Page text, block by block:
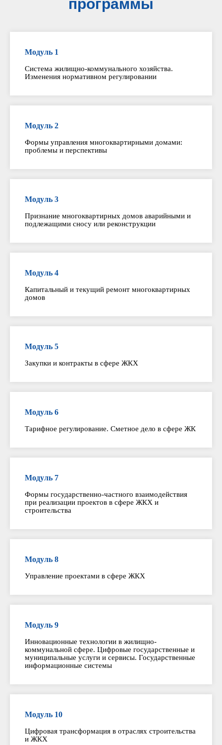
программы
Модуль 1
Система жилищно-коммунального хозяйства.
Изменения нормативном регулировании
Модуль 2
Формы управления многоквартирными домами:
проблемы и перспективы
Модуль 3
Признание многоквартирных домов аварийными и
подлежащими сносу или реконструкции
Модуль 4
Капитальный и текущий ремонт многоквартирных
домов
Модуль 5
Закупки и контракты в сфере ЖКХ
Модуль 6
Тарифное регулирование. Сметное дело в сфере ЖК
Модуль 7
Формы государственно-частного взаимодействия
при реализации проектов в сфере ЖКХ и
строительства
Модуль 8
Управление проектами в сфере ЖКХ
Модуль 9
Инновационные технологии в жилищно-
коммунальной сфере. Цифровые государственные и
муниципальные услуги и сервисы. Государственные
информационные системы
Модуль 10
Цифровая трансформация в отраслях строительства
и ЖКХ